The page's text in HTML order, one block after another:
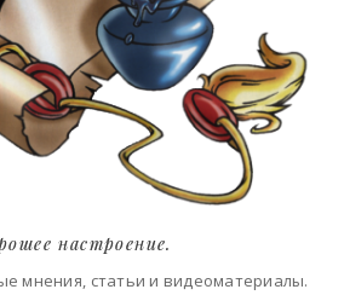
настроение.
мнения, статьи и видеоматериалы.